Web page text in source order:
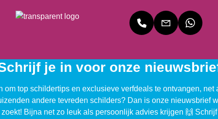
je in voor onze
om top schildertips en exclusieve verfdeals te ontvangen, net
andere tevreden schilders? Dan is onze nieuwsbrief
Bijna net zo leuk als persoonlijk advies krijgen 🙌